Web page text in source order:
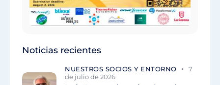
Noticias recientes
NUESTROS SOCIOS Y ENTORNO
7
de julio de 2026